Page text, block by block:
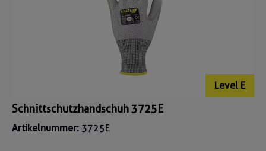
Level E
Schnittschutzhandschuh 3725E
Artikelnummer: 3725E